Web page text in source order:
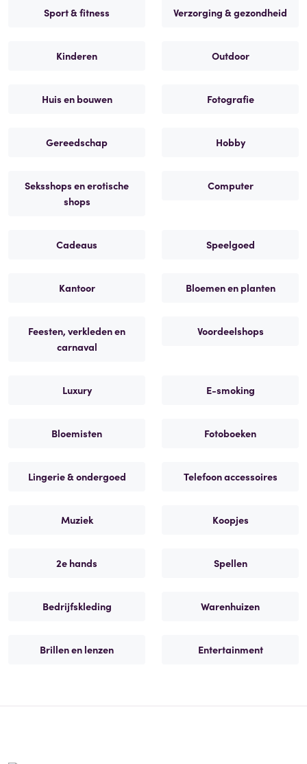
Sport & fitness Verzorging & gezondheid
Kinderen Outdoor
Huis en bouwen Fotografie
Gereedschap Hobby
Seksshops en erotische
shops
Computer
Cadeaus Speelgoed
Kantoor Bloemen en planten
Feesten, verkleden en
carnaval
Voordeelshops
Luxury E-smoking
Bloemisten Fotoboeken
Lingerie & ondergoed Telefoon accessoires
Muziek Koopjes
2e hands Spellen
Bedrijfskleding Warenhuizen
Brillen en lenzen Entertainment